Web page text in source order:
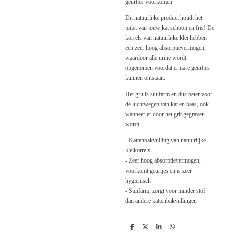
geurtjes voorkomen.
Dit natuurlijke product houdt het
toilet van jouw kat schoon en fris! De
korrels van natuurlijke klei hebben
een zeer hoog absorptievermogen,
waardoor alle urine wordt
opgenomen voordat er nare geurtjes
kunnen ontstaan.
Het grit is stuifarm en dus beter voor
de luchtwegen van kat en baas, ook
wanneer er door het grit gegraven
wordt.
- Kattenbakvulling van natuurlijke
kleikorrels
- Zeer hoog absorptievermogen,
voorkomt geurtjes en is zeer
hygiënisch
- Stuifarm, zorgt voor minder stof
dan andere kattenbakvullingen
D
D
S
D